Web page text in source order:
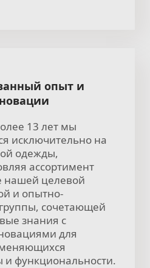
опыт и
13 лет мы
исключительно на
одежды,
ассортимент
нашей целевой
и опытно-
сочетающей
знания с
для
функциональности.